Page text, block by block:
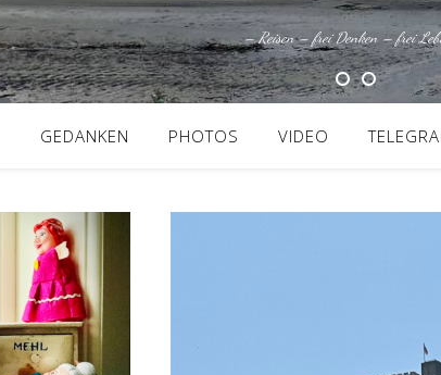
– Reisen – frei Denken – frei
GEDANKEN PHOTOS VIDEO